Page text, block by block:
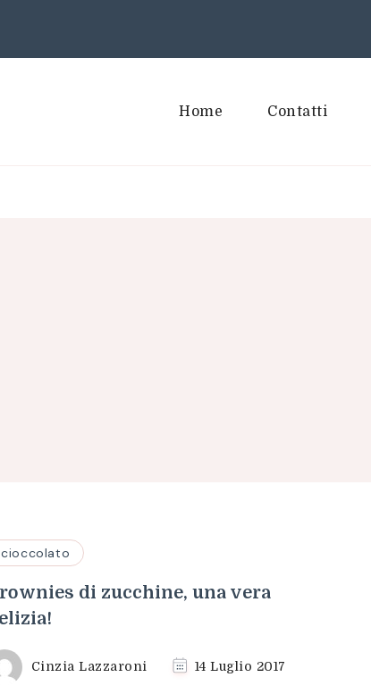
Home Contatti
cioccolato
di zucchine, una vera
Cinzia Lazzaroni 14 Luglio 2017